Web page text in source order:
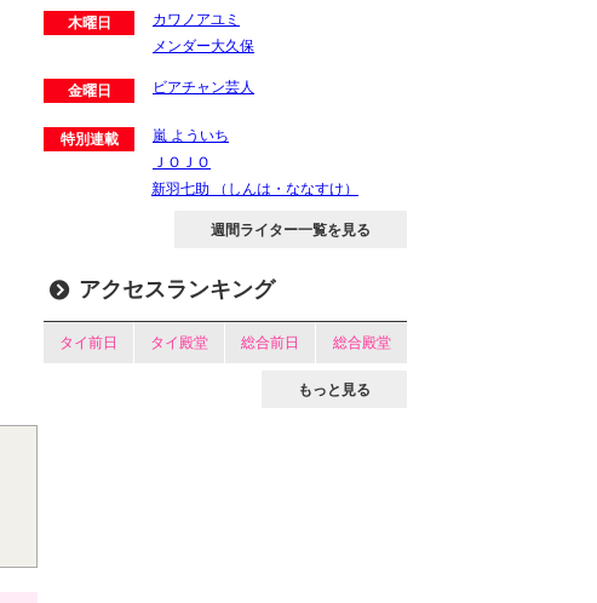
木曜日
カワノアユミ
メンダー大久保
金曜日 ビアチャン芸人
特別連載
嵐 よういち
ＪＯＪＯ
新羽七助 （しんは・ななすけ）
週間ライター一覧を見る
アクセスランキング
タイ前日 タイ殿堂 総合前日 総合殿堂
もっと見る